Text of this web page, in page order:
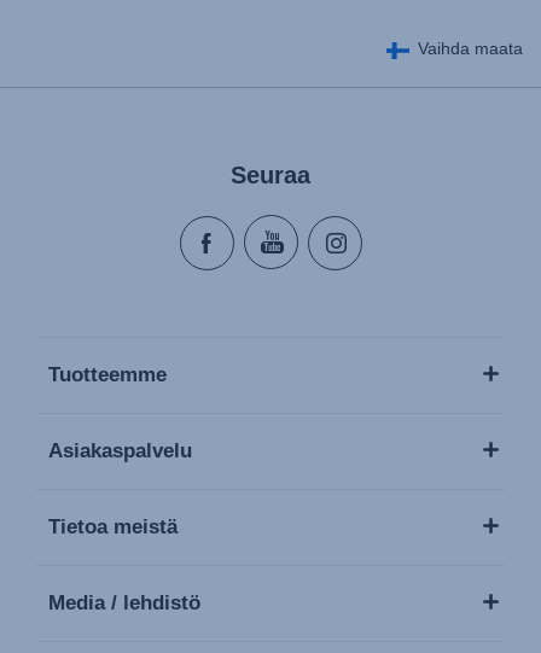
Vaihda maata
Seuraa
Tuotteemme
Asiakaspalvelu
Tietoa meistä
Media / lehdistö